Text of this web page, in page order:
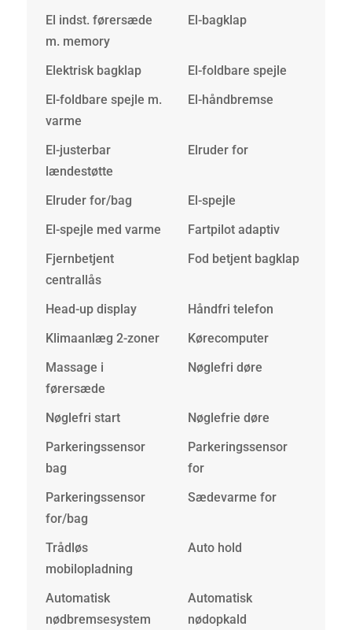
El indst. førersæde
m. memory
El-bagklap
Elektrisk bagklap
El-foldbare spejle
El-foldbare spejle m.
varme
El-håndbremse
El-justerbar
lændestøtte
Elruder for
Elruder for/bag
El-spejle
El-spejle med varme
Fartpilot adaptiv
Fjernbetjent
centrallås
Fod betjent bagklap
Head-up display
Håndfri telefon
Klimaanlæg 2-zoner
Kørecomputer
Massage i
førersæde
Nøglefri døre
Nøglefri start
Nøglefrie døre
Parkeringssensor
bag
Parkeringssensor
for
Parkeringssensor
for/bag
Sædevarme for
Trådløs
mobilopladning
Auto hold
Automatisk
nødbremsesystem
Automatisk
nødopkald